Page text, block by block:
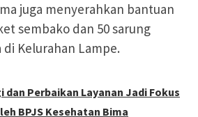
juga menyerahkan bantuan
sembako dan 50 sarung
Kelurahan Lampe.
dan Perbaikan Layanan Jadi Fokus
BPJS Kesehatan Bima